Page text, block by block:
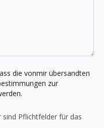
die vonmir übersandten
zur
Pflichtfelder für das